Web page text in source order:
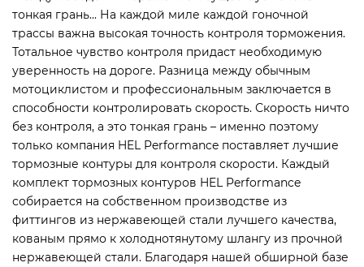
тонкая грань... На каждой миле каждой гоночной
трассы важна высокая точность контроля торможения.
Тотальное чувство контроля придаст необходимую
уверенность на дороге. Разница между обычным
мотоциклистом и профессиональным заключается в
способности контролировать скорость. Скорость ничто
без контроля, а это тонкая грань – именно поэтому
только компания HEL Performance поставляет лучшие
тормозные контуры для контроля скорости. Каждый
комплект тормозных контуров HEL Performance
собирается на собственном производстве из
фиттингов из нержавеющей стали лучшего качества,
кованым прямо к холоднотянутому шлангу из прочной
нержавеющей стали. Благодаря нашей обширной базе